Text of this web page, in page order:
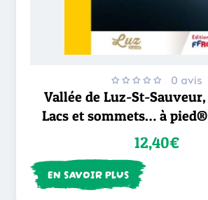
0 avis
Vallée de Luz-St-Sauveur,
Lacs et sommets… à pied®
12,40€
EN SAVOIR PLUS